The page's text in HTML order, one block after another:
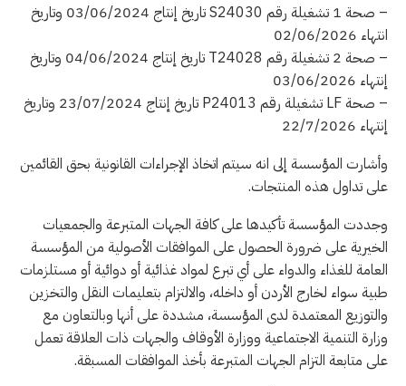
– صحة 1 تشغيلة رقم S24030 تاريخ إنتاج 03/06/2024 وتاريخ
انتهاء 02/06/2026
– صحة 2 تشغيلة رقم T24028 تاريخ إنتاج 04/06/2024 وتاريخ
إنتهاء 03/06/2026
– صحة LF تشغيلة رقم P24013 تاريخ إنتاج 23/07/2024 وتاريخ
إنتهاء 22/7/2026
وأشارت المؤسسة إلى انه سيتم اتخاذ الإجراءات القانونية بحق القائمين
على تداول هذه المنتجات.
وجددت المؤسسة تأكيدها على كافة الجهات المتبرعة والجمعيات
الخيرية على ضرورة الحصول على الموافقات الأصولية من المؤسسة
العامة للغذاء والدواء على أي تبرع لمواد غذائية أو دوائية أو مستلزمات
طبية سواء لخارج الأردن أو داخله، والالتزام بتعليمات النقل والتخزين
والتوزيع المعتمدة لدى المؤسسة، مشددة على أنها وبالتعاون مع
وزارة التنمية الاجتماعية ووزارة الأوقاف والجهات ذات العلاقة تعمل
على متابعة التزام الجهات المتبرعة بأخذ الموافقات المسبقة.